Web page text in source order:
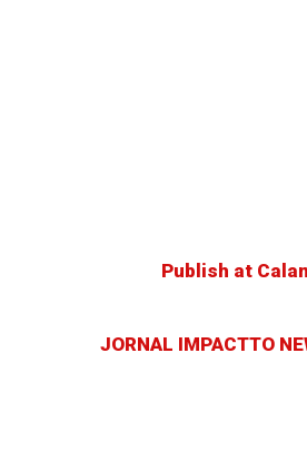
Publish at
JORNAL IMPACTTO